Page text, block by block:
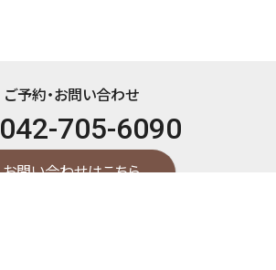
ご予約・お問い合わせ
042-705-6090
お問い合わせはこちら